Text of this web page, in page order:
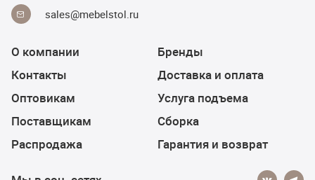
sales@mebelstol.ru
О компании
Контакты
Оптовикам
Поставщикам
Распродажа
Бренды
Доставка и оплата
Услуга подъема
Сборка
Гарантия и возврат